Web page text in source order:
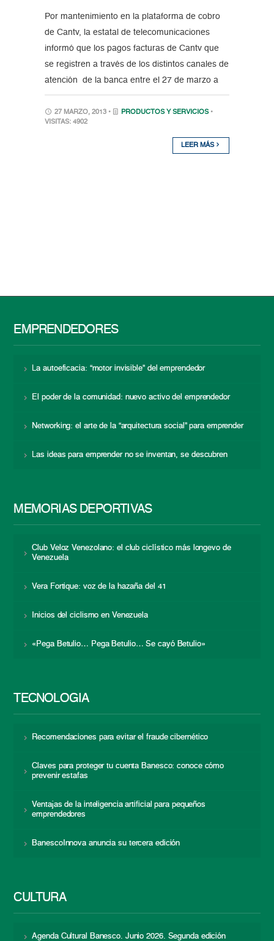
Por mantenimiento en la plataforma de cobro
de Cantv, la estatal de telecomunicaciones
informó que los pagos facturas de Cantv que
se registren a través de los distintos canales de
atención de la banca entre el 27 de marzo a
27 MARZO, 2013 • PRODUCTOS Y SERVICIOS •
VISITAS: 4902
LEER MÁS
EMPRENDEDORES
La autoeficacia: “motor invisible” del emprendedor
El poder de la comunidad: nuevo activo del emprendedor
Networking: el arte de la “arquitectura social” para emprender
Las ideas para emprender no se inventan, se descubren
MEMORIAS DEPORTIVAS
Club Veloz Venezolano: el club ciclístico más longevo de
Venezuela
Vera Fortique: voz de la hazaña del 41
Inicios del ciclismo en Venezuela
«Pega Betulio… Pega Betulio… Se cayó Betulio»
TECNOLOGÍA
Recomendaciones para evitar el fraude cibernético
Claves para proteger tu cuenta Banesco: conoce cómo
prevenir estafas
Ventajas de la inteligencia artificial para pequeños
emprendedores
BanescoInnova anuncia su tercera edición
CULTURA
Agenda Cultural Banesco. Junio 2026. Segunda edición